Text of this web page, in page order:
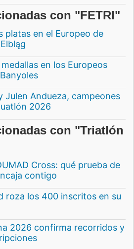
con "FETRI"
platas en el Europeo de
en los Europeos
Julen Andueza, campeones
2026
con "Triatlón
Cross: qué prueba de
contigo
roza los 400 inscritos en su
2026 confirma recorridos y